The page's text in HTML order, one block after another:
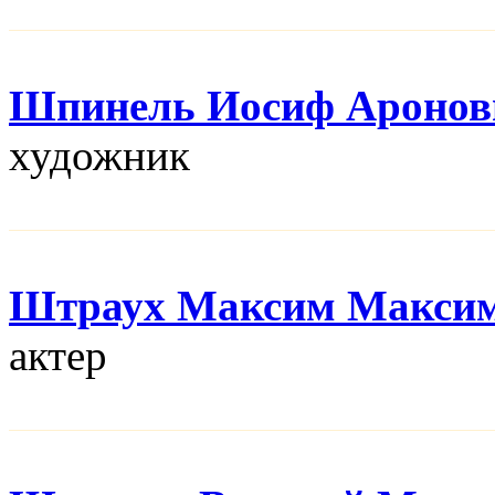
Шпинель Иосиф
художник
Штраух Максим
актер